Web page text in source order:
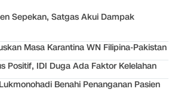
Sepekan, Satgas Akui Dampak
Masa Karantina WN Filipina-Pakistan
Positif, IDI Duga Ada Faktor Kelelahan
Benahi Penanganan Pasien